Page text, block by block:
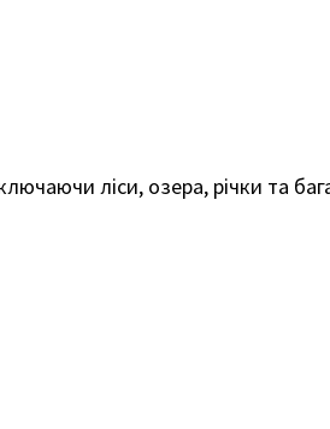
ліси, озера, річки та